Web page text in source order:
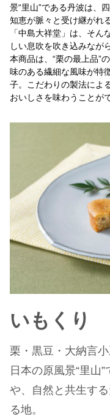
景“里山”である丹波は、
知恵が脈々と受け継がれ
「中島大祥堂」は、そ
しい息吹を吹き込みなが
本商品は、“栗の最上品”
味のある繊細な風味が特
子。こだわりの製法によ
おいしさを味わうことが
いもくり
栗・黒豆・大納言
日本の原風景“里山
や、自然と共生す
る地。